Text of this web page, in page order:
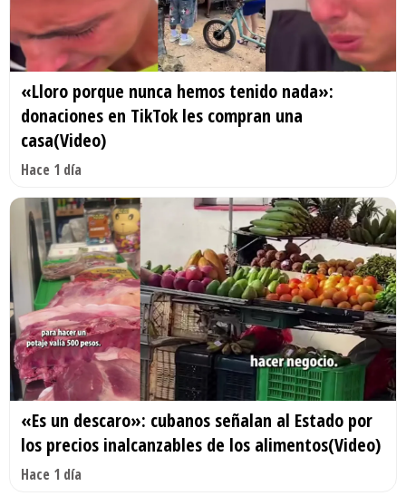
«Lloro porque nunca hemos tenido nada»:
donaciones en TikTok les compran una
casa(Video)
Hace 1 día
«Es un descaro»: cubanos señalan al Estado por
los precios inalcanzables de los alimentos(Video)
Hace 1 día